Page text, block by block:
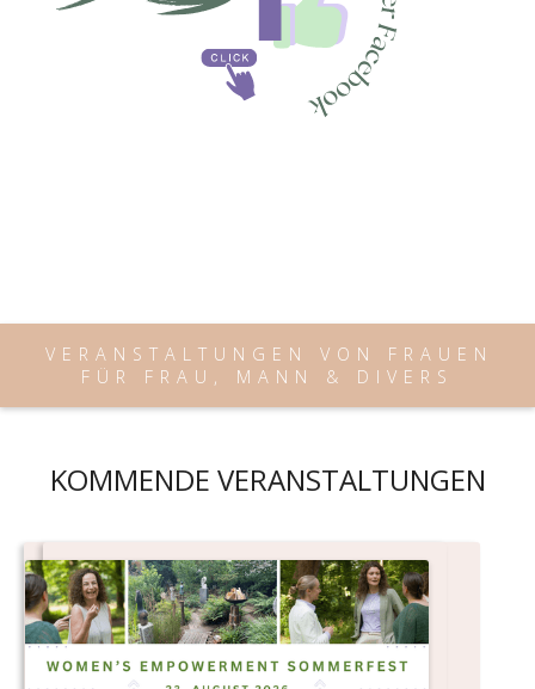
VERANSTALTUNGEN VON FRAUEN
FÜR FRAU, MANN & DIVERS
KOMMENDE VERANSTALTUNGEN